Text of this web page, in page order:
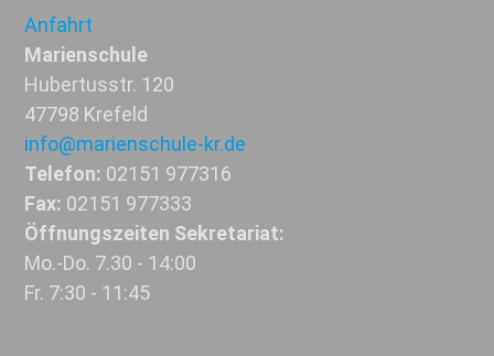
Anfahrt
Marienschule
Hubertusstr. 120
47798 Krefeld
info@marienschule-kr.de
Telefon: 02151 977316
Fax: 02151 977333
Öffnungszeiten Sekretariat:
Mo.-Do. 7.30 - 14:00
Fr. 7:30 - 11:45